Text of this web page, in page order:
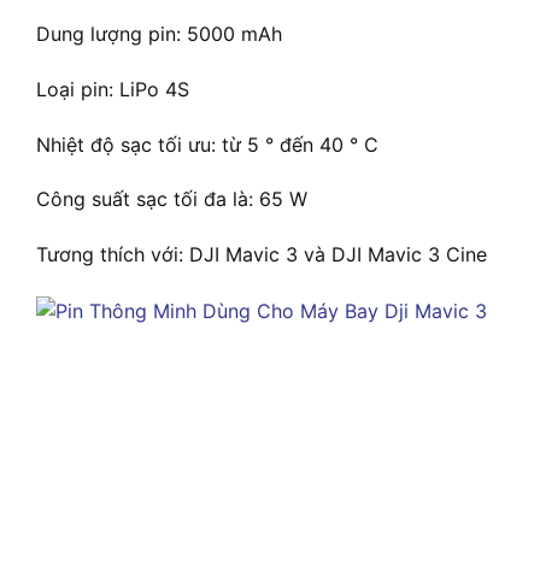
Dung lượng pin: 5000 mAh
Loại pin: LiPo 4S
Nhiệt độ sạc tối ưu: từ 5 ° đến 40 ° C
Công suất sạc tối đa là: 65 W
Tương thích với: DJI Mavic 3 và DJI Mavic 3 Cine